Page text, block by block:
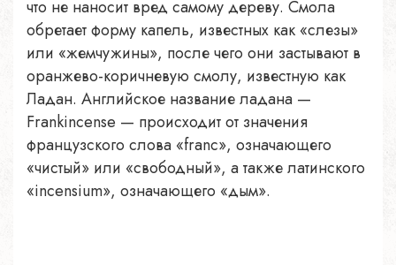
что не наносит вред самому дереву. Смола
обретает форму капель, известных как «слезы»
или «жемчужины», после чего они застывают в
оранжево-коричневую смолу, известную как
Ладан. Английское название ладана —
Frankincense — происходит от значения
французского слова «franc», означающего
«чистый» или «свободный», а также латинского
«incensium», означающего «дым».